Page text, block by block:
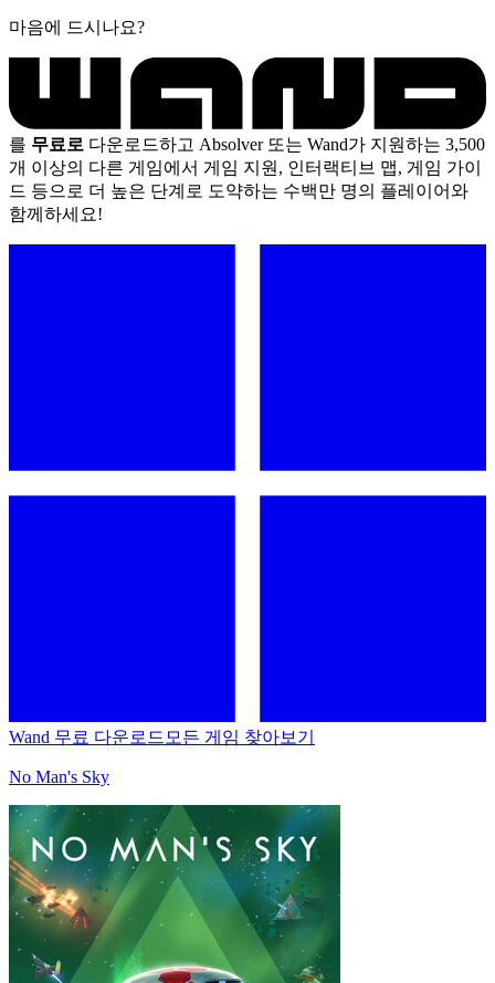
마음에 드시나요?
를 무료로 다운로드하고 Absolver 또는 Wand가 지원하는 3,500
개 이상의 다른 게임에서 게임 지원, 인터랙티브 맵, 게임 가이
드 등으로 더 높은 단계로 도약하는 수백만 명의 플레이어와
함께하세요!
Wand 무료 다운로드 모든 게임 찾아보기
No Man's Sky